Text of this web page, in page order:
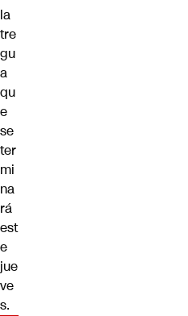
la
tre
gu
a
qu
e
se
ter
mi
na
rá
est
e
jue
ve
s.